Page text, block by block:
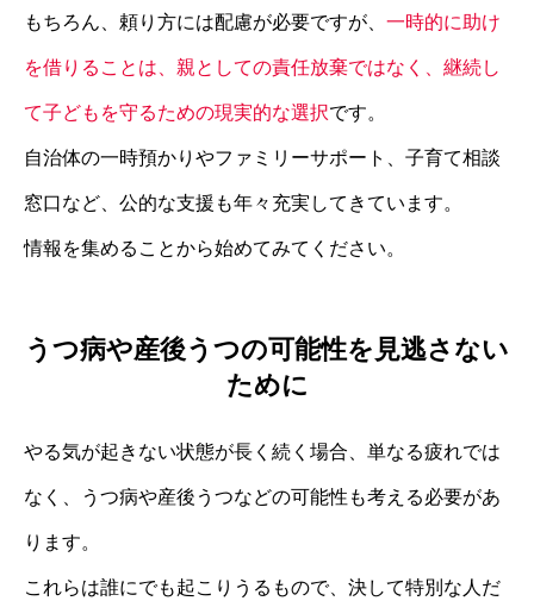
もちろん、頼り方には配慮が必要ですが、 一時的に助け
を借りることは、親としての責任放棄ではなく、継続し
て子どもを守るための現実的な選択です。
自治体の一時預かりやファミリーサポート、子育て相談
窓口など、公的な支援も年々充実してきています。
情報を集めることから始めてみてください。
うつ病や産後うつの可能性を見逃さない
ために
やる気が起きない状態が長く続く場合、単なる疲れでは
なく、うつ病や産後うつなどの可能性も考える必要があ
ります。
これらは誰にでも起こりうるもので、決して特別な人だ